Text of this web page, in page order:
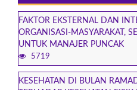
FAKTOR EKSTERNAL DAN
ORGANISASI-MASYARAKAT,
UNTUK MANAJER PUNCAK
5719
KESEHATAN DI BULAN